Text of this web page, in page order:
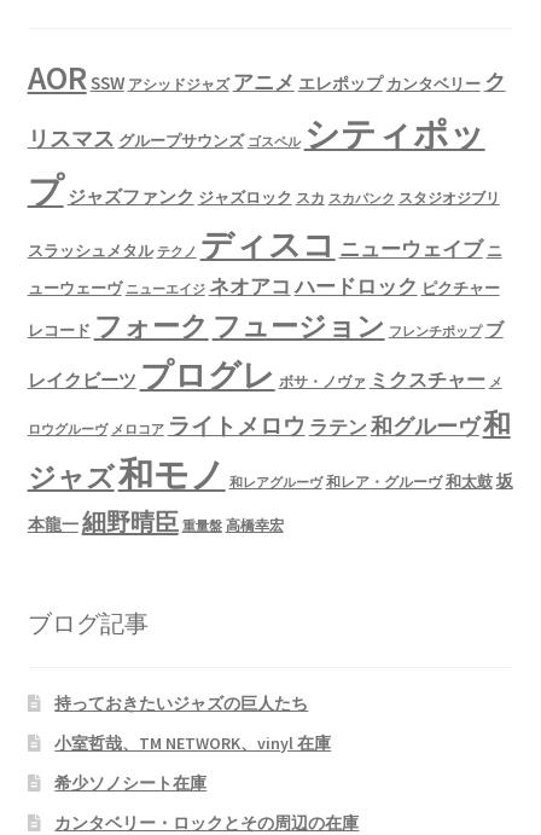
AORSSW アシッドジャズ アニメ エレポップ カンタベリー ク
リスマス グループサウンズ ゴスペル シティポッ
プ ジャズファンク ジャズロック スカ スカパンク スタジオジブリ
スラッシュメタル テクノ ディスコ ニューウェイブ ニ
ューウェーヴ ニューエイジ ネオアコ ハードロック ピクチャー
レコード フォーク フュージョン フレンチポップ ブ
レイクビーツ プログレ ボサ・ノヴァ ミクスチャー メ
ロウグルーヴ メロコア ライトメロウ ラテン 和グルーヴ和
ジャズ和モノ 和レアグルーヴ 和レア・グルーヴ 和太鼓坂
本龍一細野晴臣 重量盤 高橋幸宏
ブログ記事
持っておきたいジャズの巨人たち
小室哲哉、TM NETWORK、vinyl 在庫
希少ソノシート在庫
カンタベリー・ロックとその周辺の在庫